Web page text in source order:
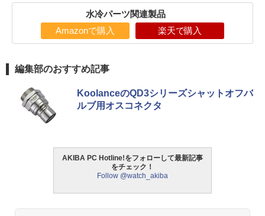
水冷パーツ関連製品
Amazonで購入 楽天で購入
編集部のおすすめ記事
KoolanceのQD3シリーズシャットオフバ
ルブ用オスコネクタ
AKIBA PC Hotline!をフォローして最新記事
をチェック！
Follow @watch_akiba